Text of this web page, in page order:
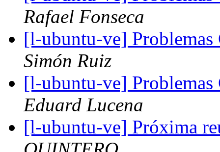
Rafael Fonseca
[l-ubuntu-ve]
Simón Ruiz
[l-ubuntu-ve]
Eduard Lucena
[l-ubuntu-ve] Próxima